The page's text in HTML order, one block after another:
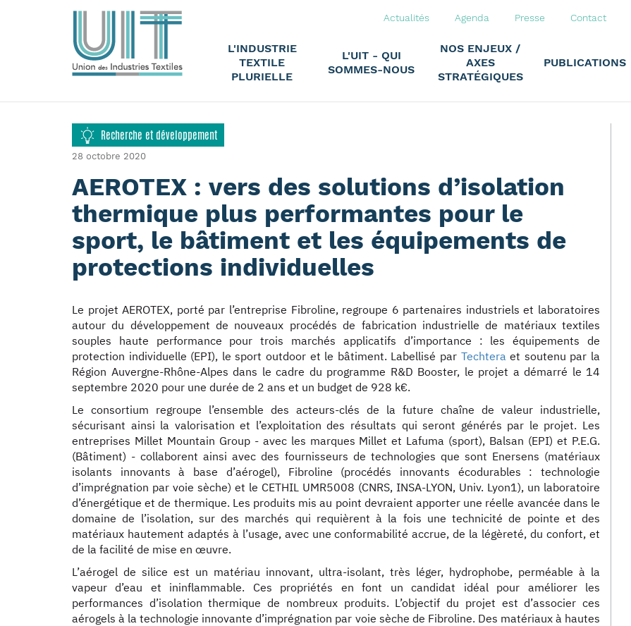
Actualités Agenda Presse Contact
L'INDUSTRIE
TEXTILE
PLURIELLE
L'UIT - QUI
SOMMES-NOUS
NOS ENJEUX /
AXES
STRATÉGIQUES
PUBLICATIONS
Recherche et développement
28 octobre 2020
AEROTEX : vers des solutions d’isolation
thermique plus performantes pour le
sport, le bâtiment et les équipements de
protections individuelles
Le projet AEROTEX, porté par l’entreprise Fibroline, regroupe 6 partenaires industriels et laboratoires
autour du développement de nouveaux procédés de fabrication industrielle de matériaux textiles
souples haute performance pour trois marchés applicatifs d’importance : les équipements de
protection individuelle (EPI), le sport outdoor et le bâtiment. Labellisé par Techteraet soutenu par la
Région Auvergne-Rhône-Alpes dans le cadre du programme R&D Booster, le projet a démarré le 14
septembre 2020 pour une durée de 2 ans et un budget de 928 k€.
Le consortium regroupe l’ensemble des acteurs-clés de la future chaîne de valeur industrielle,
sécurisant ainsi la valorisation et l’exploitation des résultats qui seront générés par le projet. Les
entreprises Millet Mountain Group - avec les marques Millet et Lafuma (sport), Balsan (EPI) et P.E.G.
(Bâtiment) - collaborent ainsi avec des fournisseurs de technologies que sont Enersens (matériaux
isolants innovants à base d’aérogel), Fibroline (procédés innovants écodurables : technologie
d’imprégnation par voie sèche) et le CETHIL UMR5008 (CNRS, INSA-LYON, Univ. Lyon1), un laboratoire
d’énergétique et de thermique. Les produits mis au point devraient apporter une réelle avancée dans le
domaine de l’isolation, sur des marchés qui requièrent à la fois une technicité de pointe et des
matériaux hautement adaptés à l’usage, avec une conformabilité accrue, de la légèreté, du confort, et
de la facilité de mise en œuvre.
L’aérogel de silice est un matériau innovant, ultra-isolant, très léger, hydrophobe, perméable à la
vapeur d’eau et ininflammable. Ces propriétés en font un candidat idéal pour améliorer les
performances d’isolation thermique de nombreux produits. L’objectif du projet est d’associer ces
aérogels à la technologie innovante d’imprégnation par voie sèche de Fibroline. Des matériaux à hautes